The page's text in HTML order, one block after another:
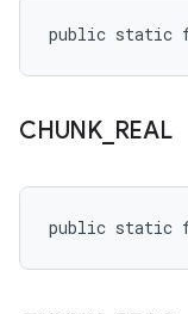
public static
CHUNK_ REAL
public static